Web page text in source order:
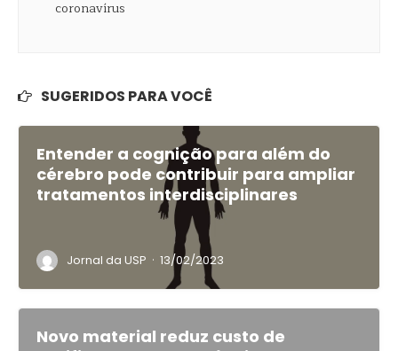
SUGERIDOS PARA VOCÊ
Entender a cognição para além do
cérebro pode contribuir para ampliar
tratamentos interdisciplinares
Jornal da USP · 13/02/2023
Novo material reduz custo de